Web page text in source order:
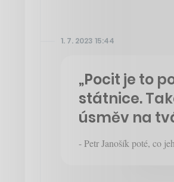
1. 7. 2023 15:44
„Pocit je to
státnice.
úsměv na
- Petr Janošík poté, co